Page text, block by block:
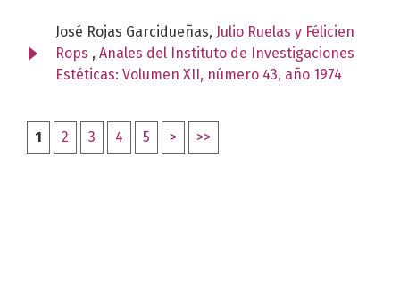
José Rojas Garcidueñas, Julio Ruelas y Félicien
Rops , Anales del Instituto de Investigaciones
Estéticas: Volumen XII, número 43, año 1974
1 2 3 4 5 > >>